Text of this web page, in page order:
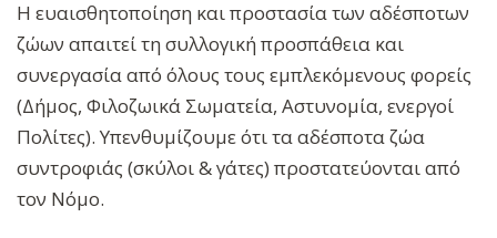
Η ευαισθητοποίηση και προστασία των αδέσποτων
ζώων απαιτεί τη συλλογική προσπάθεια και
συνεργασία από όλους τους εμπλεκόμενους φορείς
(Δήμος, Φιλοζωικά Σωματεία, Αστυνομία, ενεργοί
Πολίτες). Υπενθυμίζουμε ότι τα αδέσποτα ζώα
συντροφιάς (σκύλοι & γάτες) προστατεύονται από
τον Νόμο.